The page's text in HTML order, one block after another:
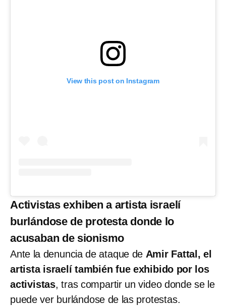
View this post on Instagram
Activistas exhiben a artista israelí
burlándose de protesta donde lo
acusaban de sionismo
Ante la denuncia de ataque de Amir Fattal, el
artista israelí también fue exhibido por los
activistas, tras compartir un video donde se le
puede ver burlándose de las protestas.